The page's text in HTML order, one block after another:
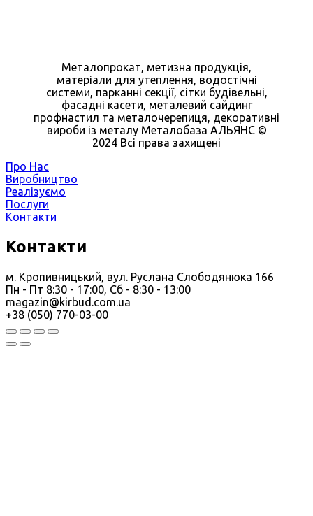
Металопрокат, метизна продукція,
матеріали для утеплення, водостічні
системи, парканні секції, сітки будівельні,
фасадні касети, металевий сайдинг
профнастил та металочерепиця, декоративні
вироби із металу Металобаза АЛЬЯНС ©
2024 Всі права захищені
Про Нас
Виробництво
Реалізуємо
Послуги
Контакти
Контакти
м. Кропивницький, вул. Руслана Слободянюка 166
Пн - Пт 8:30 - 17:00, Сб - 8:30 - 13:00
magazin@kirbud.com.ua
+38 (050) 770-03-00